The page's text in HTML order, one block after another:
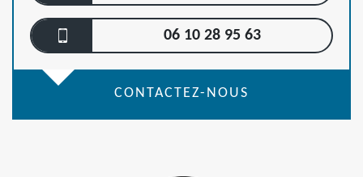
06 10 28 95 63
CONTACTEZ-NOUS